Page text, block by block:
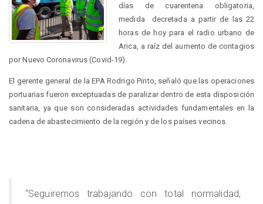
días de cuarentena obligatoria,
medida decretada a partir de las 22
horas de hoy para el radio urbano de
Arica, a raíz del aumento de contagios
por Nuevo Coronavirus (Covid-19).
El gerente general de la EPA Rodrigo Pinto, señaló que las operaciones
portuarias fueron exceptuadas de paralizar dentro de esta disposición
sanitaria, ya que son consideradas actividades fundamentales en la
cadena de abastecimiento de la región y de los países vecinos.
“Seguiremos trabajando con total normalidad,